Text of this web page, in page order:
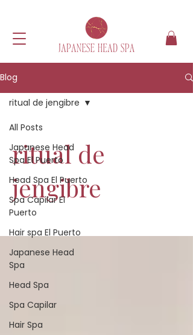
Blog
All Posts
Japanese Head
Spa El Puerto
Head Spa El Puerto
Spa Capilar El
Puerto
Hair spa El Puerto
Japanese Head
Spa
Head Spa
Spa Capilar
Hair Spa
ritual de jengibre
ritual de
jengibre